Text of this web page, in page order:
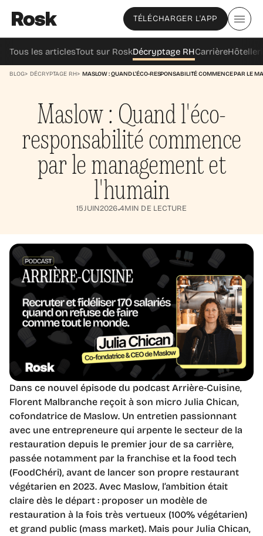
TÉLÉCHARGER L'APP
Tous les articlesTout sur RoskDécryptage RHCarrière
BLOG> DÉCRYPTAGE RH> MASLOW : QUAND L'ÉCO-RESPONSABILITÉ COMMENCE PAR LE
Maslow : Quand l'éco-
responsabilité commence
par le management et
l'humain
15JUIN2026•4MIN DE LECTURE
Dans ce nouvel épisode du podcast Arrière-Cuisine,
Florent Malbranche reçoit à son micro Julia Chican,
cofondatrice de Maslow. Un entretien passionnant
avec une entrepreneure qui arpente le secteur de la
restauration depuis le premier jour de sa carrière,
passée notamment par la franchise et la food tech
(FoodChéri), avant de lancer son propre restaurant
végétarien en 2023. Avec Maslow, l’ambition était
claire dès le départ : proposer un modèle de
restauration à la fois très vertueux (100% végétarien)
et grand public (mass market). Mais pour Julia Chican,